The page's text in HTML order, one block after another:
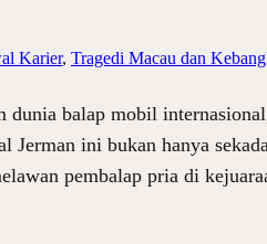
Karier, Tragedi Macau dan
balap mobil
Jerman ini bukan hanya
pembalap pria di